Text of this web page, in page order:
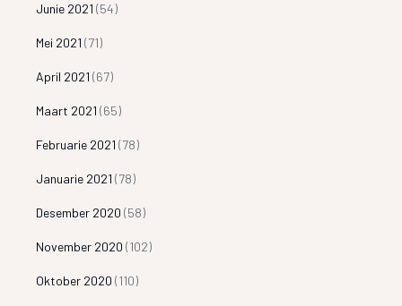
Junie 2021 (54)
Mei 2021 (71)
April 2021 (67)
Maart 2021 (65)
Februarie 2021 (78)
Januarie 2021 (78)
Desember 2020 (58)
November 2020 (102)
Oktober 2020 (110)